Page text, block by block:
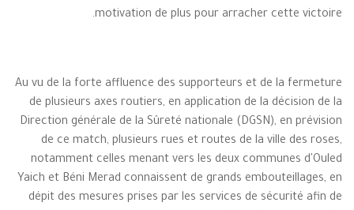
motivation de plus pour arracher cette victoire.
Au vu de la forte affluence des supporteurs et de la fermeture
de plusieurs axes routiers, en application de la décision de la
Direction générale de la Sûreté nationale (DGSN), en prévision
de ce match, plusieurs rues et routes de la ville des roses,
notamment celles menant vers les deux communes d'Ouled
Yaich et Béni Merad connaissent de grands embouteillages, en
dépit des mesures prises par les services de sécurité afin de